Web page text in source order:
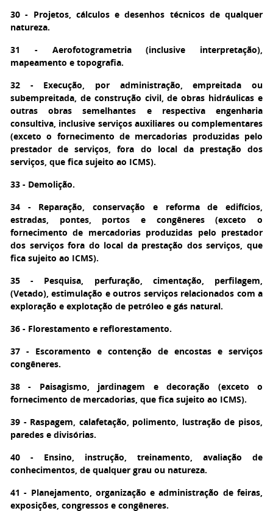
30 - Projetos, cálculos e desenhos técnicos de qualquer
natureza.
31 - Aerofotogrametria (inclusive interpretação),
mapeamento e topografia.
32 - Execução, por administração, empreitada ou
subempreitada, de construção civil, de obras hidráulicas e
outras obras semelhantes e respectiva engenharia
consultiva, inclusive serviços auxiliares ou complementares
(exceto o fornecimento de mercadorias produzidas pelo
prestador de serviços, fora do local da prestação dos
serviços, que fica sujeito ao ICMS).
33 - Demolição.
34 - Reparação, conservação e reforma de edifícios,
estradas, pontes, portos e congêneres (exceto o
fornecimento de mercadorias produzidas pelo prestador
dos serviços fora do local da prestação dos serviços, que
fica sujeito ao ICMS).
35 - Pesquisa, perfuração, cimentação, perfilagem,
(Vetado), estimulação e outros serviços relacionados com a
exploração e explotação de petróleo e gás natural.
36 - Florestamento e reflorestamento.
37 - Escoramento e contenção de encostas e serviços
congêneres.
38 - Paisagismo, jardinagem e decoração (exceto o
fornecimento de mercadorias, que fica sujeito ao ICMS).
39 - Raspagem, calafetação, polimento, lustração de pisos,
paredes e divisórias.
40 - Ensino, instrução, treinamento, avaliação de
conhecimentos, de qualquer grau ou natureza.
41 - Planejamento, organização e administração de feiras,
exposições, congressos e congêneres.